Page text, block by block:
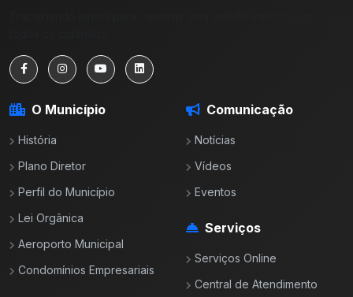
O Município
História
Plano Diretor
Perfil do Município
Lei Orgânica
Aeroporto Municipal
Condomínios Empresariais
Comunicação
Notícias
Vídeos
Eventos
Serviços
Serviços Online
Central de Atendimento